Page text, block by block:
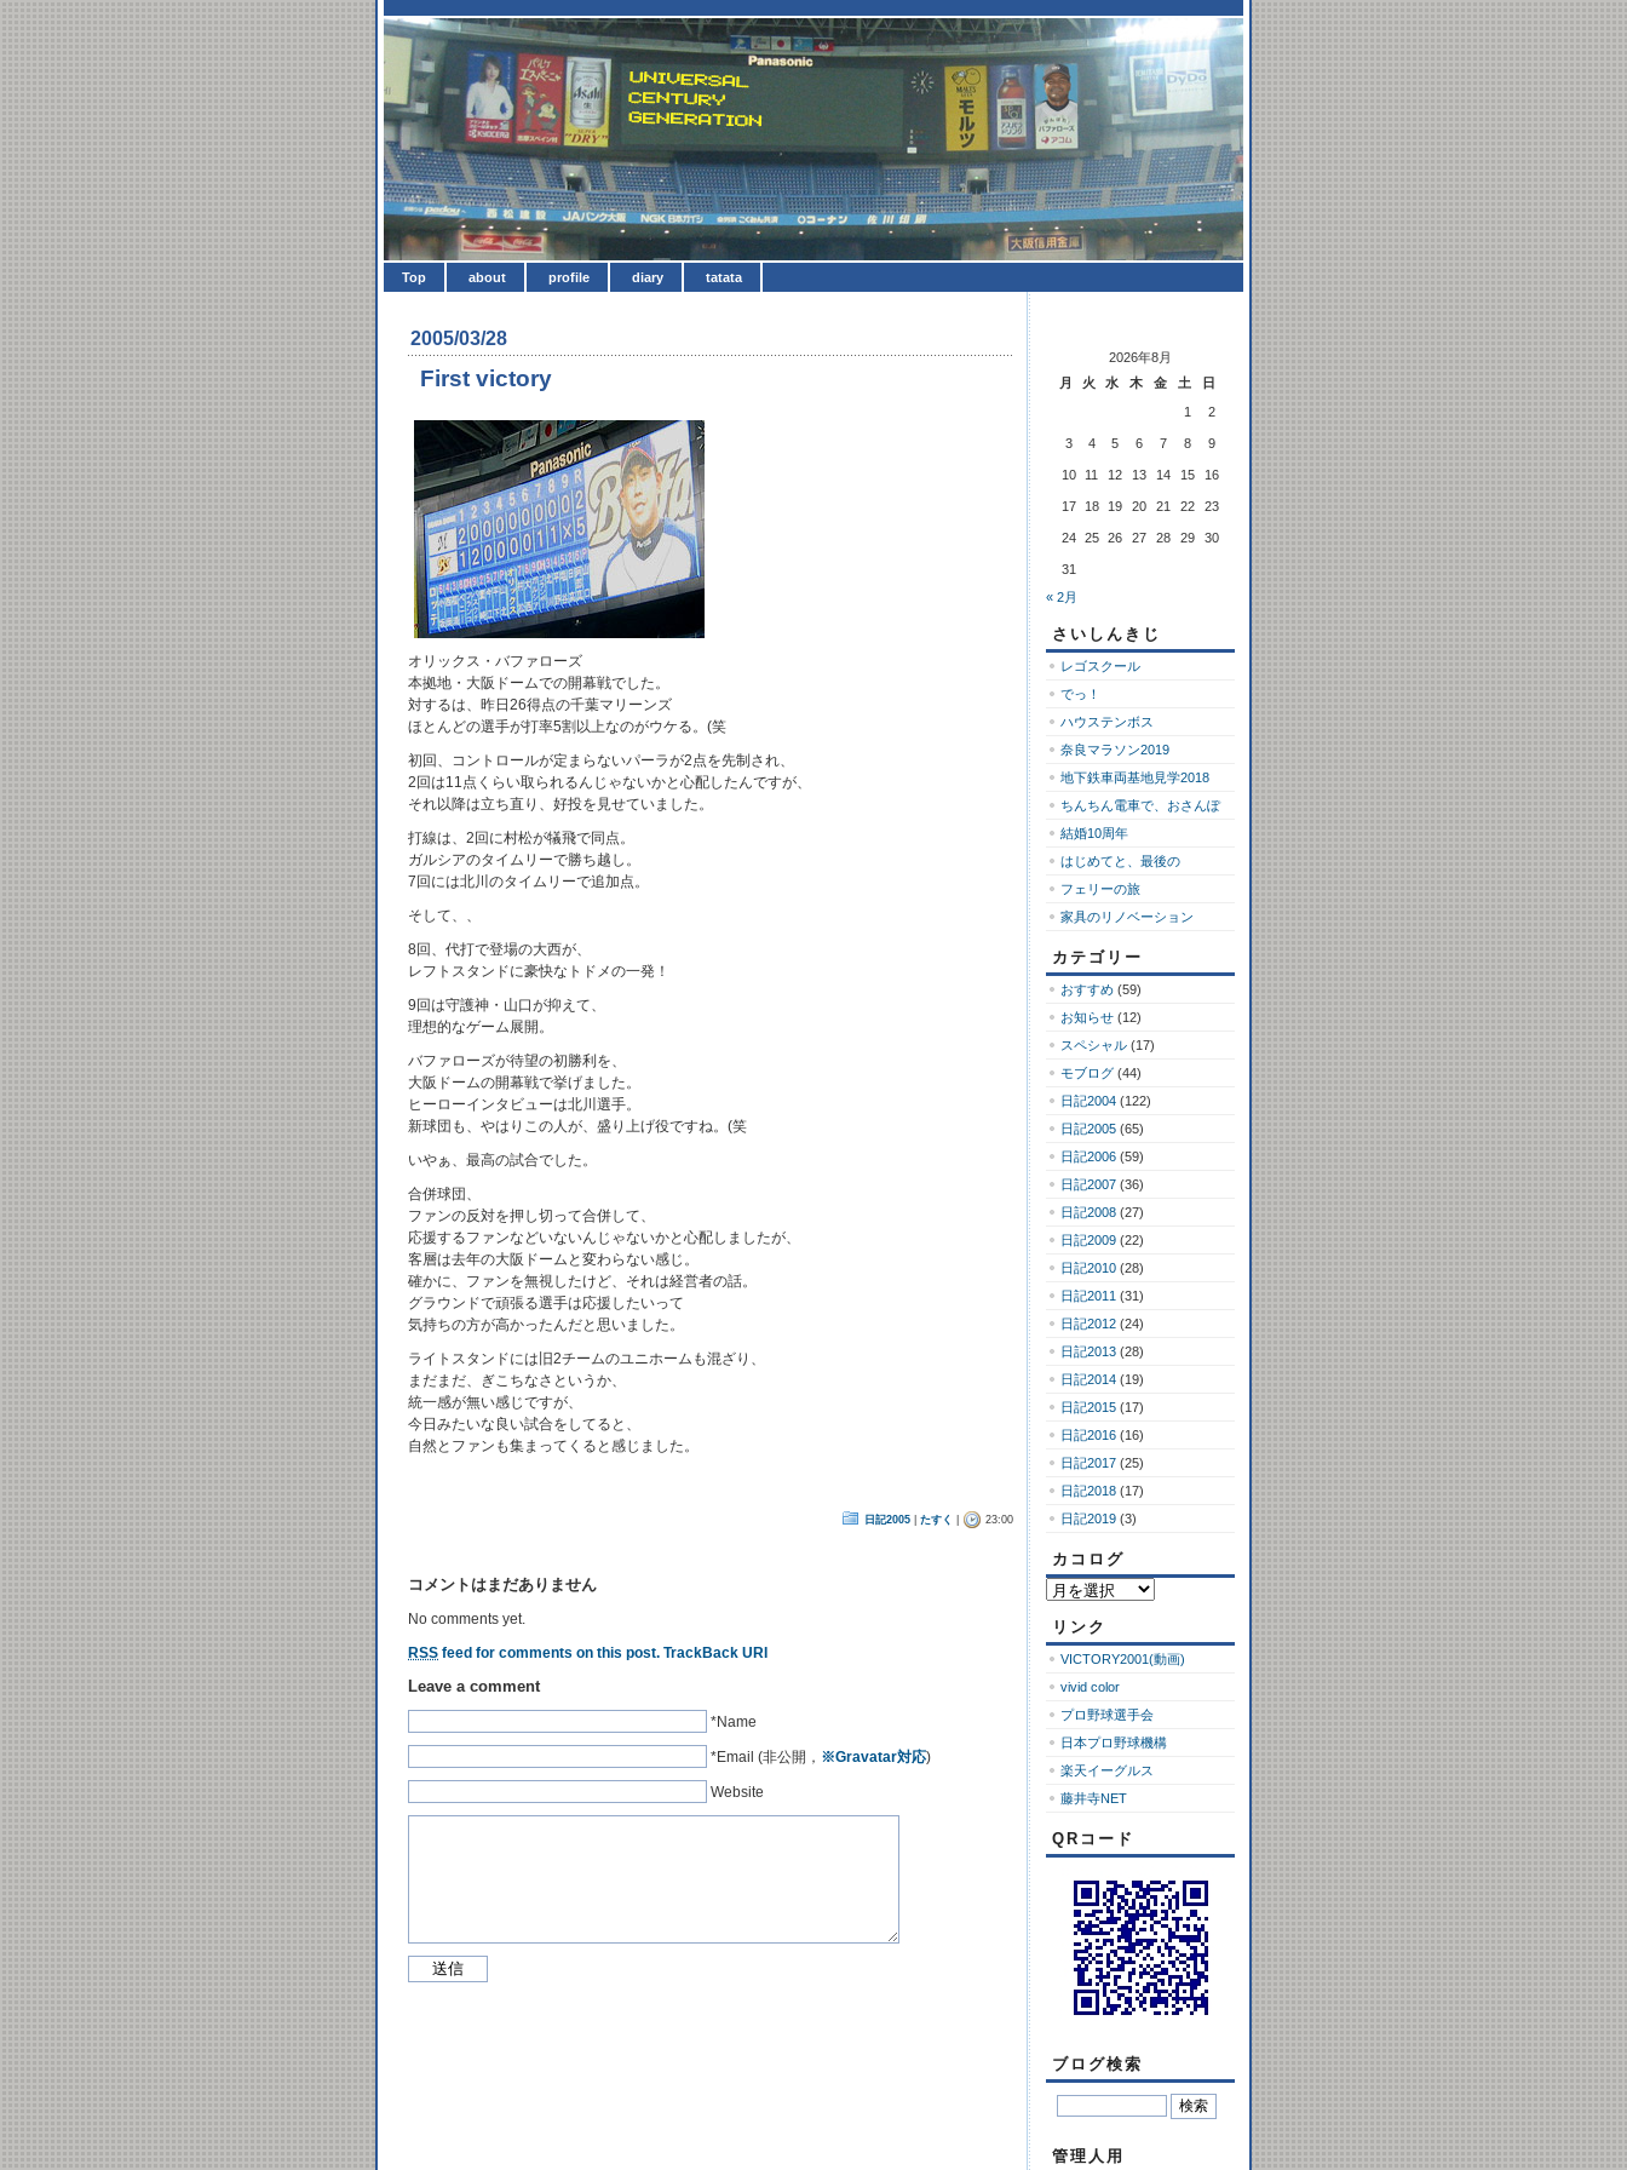
Top about profile diary tatata
2005/03/28
First victory
オリックス・バファローズ
本拠地・大阪ドームでの開幕戦でした。
対するは、昨日26得点の千葉マリーンズ
ほとんどの選手が打率5割以上なのがウケる。(笑
初回、コントロールが定まらないパーラが2点を先制され、
2回は11点くらい取られるんじゃないかと心配したんですが、
それ以降は立ち直り、好投を見せていました。
打線は、2回に村松が犠飛で同点。
ガルシアのタイムリーで勝ち越し。
7回には北川のタイムリーで追加点。
そして、、
8回、代打で登場の大西が、
レフトスタンドに豪快なトドメの一発！
9回は守護神・山口が抑えて、
理想的なゲーム展開。
バファローズが待望の初勝利を、
大阪ドームの開幕戦で挙げました。
ヒーローインタビューは北川選手。
新球団も、やはりこの人が、盛り上げ役ですね。(笑
いやぁ、最高の試合でした。
合併球団、
ファンの反対を押し切って合併して、
応援するファンなどいないんじゃないかと心配しましたが、
客層は去年の大阪ドームと変わらない感じ。
確かに、ファンを無視したけど、それは経営者の話。
グラウンドで頑張る選手は応援したいって
気持ちの方が高かったんだと思いました。
ライトスタンドには旧2チームのユニホームも混ざり、
まだまだ、ぎこちなさというか、
統一感が無い感じですが、
今日みたいな良い試合をしてると、
自然とファンも集まってくると感じました。
日記2005 たすく 23:00
コメントはまだありません
No comments yet.
RSS feed for comments on this post. TrackBack URI
Leave a comment
*Name
*Email (非公開， ※Gravatar対応)
Website
2026年8月
月
火 水 木 金 土
日
1
2
3 4 5 6 7 8 9
10 11 12 13 14 15 16
17 18 19 20 21 22 23
24 25 26 27 28 29 30
31
« 2月
さいしんきじ
レゴスクール
でっ！
ハウステンボス
奈良マラソン2019
地下鉄車両基地見学2018
ちんちん電車で、おさんぽ
結婚10周年
はじめてと、最後の
フェリーの旅
家具のリノベーション
カテゴリー
おすすめ (59)
お知らせ (12)
スペシャル (17)
モブログ (44)
日記2004 (122)
日記2005 (65)
日記2006 (59)
日記2007 (36)
日記2008 (27)
日記2009 (22)
日記2010 (28)
日記2011 (31)
日記2012 (24)
日記2013 (28)
日記2014 (19)
日記2015 (17)
日記2016 (16)
日記2017 (25)
日記2018 (17)
日記2019 (3)
カコログ
カ
ロリンク
VICTORY2001(動画)
vivid color
プロ野球選手会
日本プロ野球機構
楽天イーグルス
藤井寺NET
QRコード
ブログ検索
管理人用